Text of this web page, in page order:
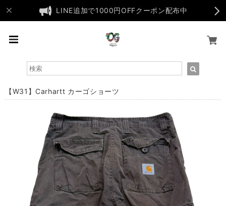
LINE追加で1000円OFFクーポン配布中
【W31】Carhartt カーゴショーツ